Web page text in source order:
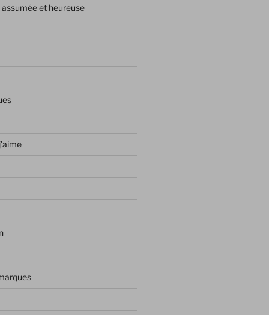
et heureuse